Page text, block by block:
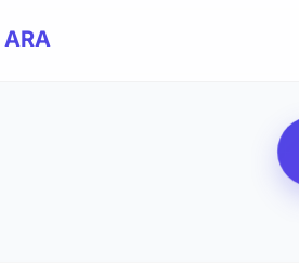
ARA